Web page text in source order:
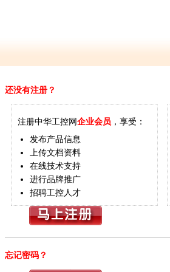
还没有注册？
注册中华工控网企业会员 ，享受：
发布产品信息
上传文档资料
在线技术支持
进行品牌推广
招聘工控人才
忘记密码？